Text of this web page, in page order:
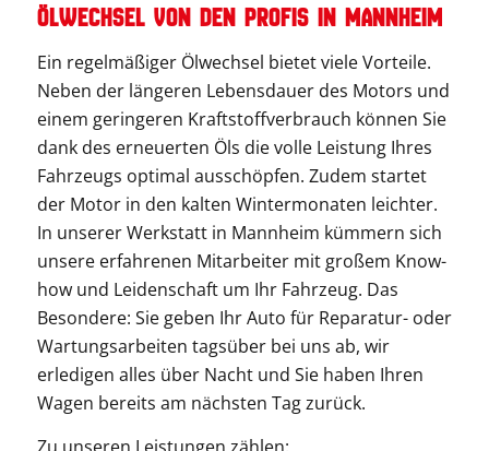
Ölwechsel von den Profis in Mannheim
Ein regelmäßiger Ölwechsel bietet viele Vorteile.
Neben der längeren Lebensdauer des Motors und
einem geringeren Kraftstoffverbrauch können Sie
dank des erneuerten Öls die volle Leistung Ihres
Fahrzeugs optimal ausschöpfen. Zudem startet
der Motor in den kalten Wintermonaten leichter.
In unserer Werkstatt in Mannheim kümmern sich
unsere erfahrenen Mitarbeiter mit großem Know-
how und Leidenschaft um Ihr Fahrzeug. Das
Besondere: Sie geben Ihr Auto für Reparatur- oder
Wartungsarbeiten tagsüber bei uns ab, wir
erledigen alles über Nacht und Sie haben Ihren
Wagen bereits am nächsten Tag zurück.